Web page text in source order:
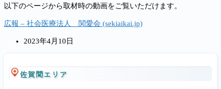
以下のページから取材時の動画をご覧いただけます。
広報 – 社会医療法人 関愛会 (sekiaikai.jp)
投
開
2023年4月10日
佐賀関エリア